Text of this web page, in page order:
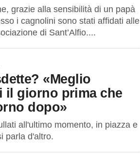
grazie alla sensibilità di un papà
i cagnolini sono stati affidati alle
di Sant’Alfio....
«Meglio
il giorno prima che
dopo»
all'ultimo momento, in piazza e
parla d'altro.